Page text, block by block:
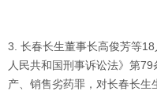
3. 长春长生董事长高俊芳等
人民共和国刑事诉讼法》第
产、销售劣药罪，对长春长